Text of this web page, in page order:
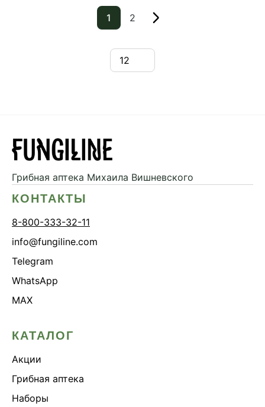
1 2
Грибная аптека Михаила Вишневского
КОНТАКТЫ
8-800-333-32-11
info@fungiline.com
Telegram
WhatsApp
MAX
КАТАЛОГ
Акции
Грибная аптека
Наборы